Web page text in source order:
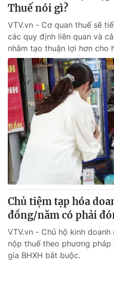
Thuế nói gì?
VTV.vn - Cơ quan thuế sẽ
các quy định liên quan và
nhằm tạo thuận lợi hơn cho
Chủ tiệm tạp hóa
đồng/năm có phải
VTV.vn - Chủ hộ kinh
nộp thuế theo phương
gia BHXH bắt buộc.